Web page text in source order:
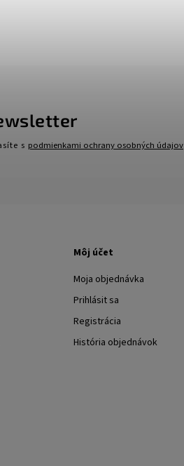
s podmienkami ochrany osobných údajov
Môj účet
Moja objednávka
Prihlásit sa
Registrácia
História objednávok